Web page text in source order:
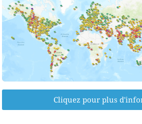
Cliquez pour plus